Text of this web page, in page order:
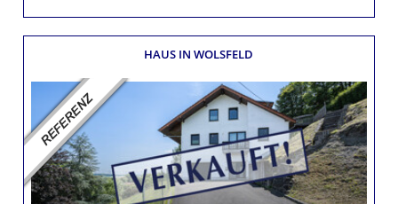
HAUS IN WOLSFELD